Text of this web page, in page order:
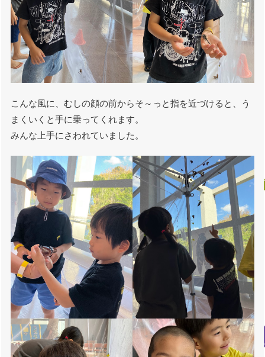
こんな風に、むしの顔の前からそ～っと指を近づけると、う
まくいくと手に乗ってくれます。
みんな上手にさわれていました。